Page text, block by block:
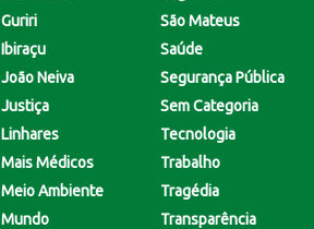
Guriri
Ibiraçu
João Neiva
Justiça
Linhares
Mais Médicos
Meio Ambiente
Mundo
São Mateus
Saúde
Segurança Pública
Sem Categoria
Tecnologia
Trabalho
Tragédia
Transparência